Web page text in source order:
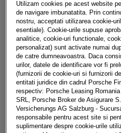
Există însă diferențe
operațional și leasingul
asupra proprietății
administrare a costurilor,
utilizatorului și opțiunile
contractului. Aceste diferențe
care utilizatorul
durata contractului și după
Utilizam cookies pe acest website
de navigare imbunatatita. Prin
nostru, acceptati utilizarea cookie-
esentiale). Cookie-urile supuse
analitice, cookie-uri functionale,
personalizat) sunt activate numai
de catre dumneavoastra. Daca
urilor, datele de identificare vor fi
(furnizorii de cookie-uri si furnizorii
entitati juridice din cadrul Porsche
respectiv: Porsche Leasing
SRL, Porsche Broker de Asigurare
Versicherungs AG Salzburg -
responsabile pentru acest site si
suplimentare despre cookie-urile